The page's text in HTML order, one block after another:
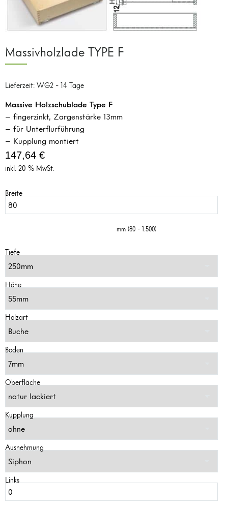
Massivholzlade TYPE F
Lieferzeit: WG2 - 14 Tage
Massive Holzschublade Type F
– fingerzinkt, Zargenstärke 13mm
– für Unterflurführung
– Kupplung montiert
147,64 €
inkl. 20 % MwSt.
Breite
mm (80 - 1.500)
Tiefe
Höhe
Holzart
Boden
Oberfläche
Kupplung
Ausnehmung
Links